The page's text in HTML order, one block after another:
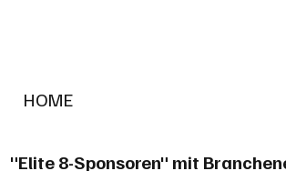
HOME
"Elite 8-Sponsoren" mit